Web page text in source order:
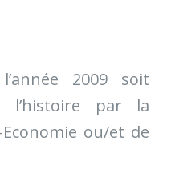
2009 soit
l’histoire par la
ou/et de